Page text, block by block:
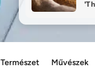
Természet Művészek